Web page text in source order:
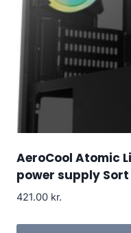
AeroCool Atomic
power supply Sort
421.00 kr.